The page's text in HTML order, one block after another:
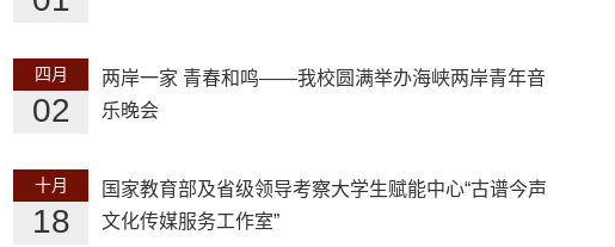
四月
02
两岸一家 青春和鸣——我校圆满举办海峡两岸青年音
乐晚会
十月
18
国家教育部及省级领导考察大学生赋能中心“古谱今声
文化传媒服务工作室”